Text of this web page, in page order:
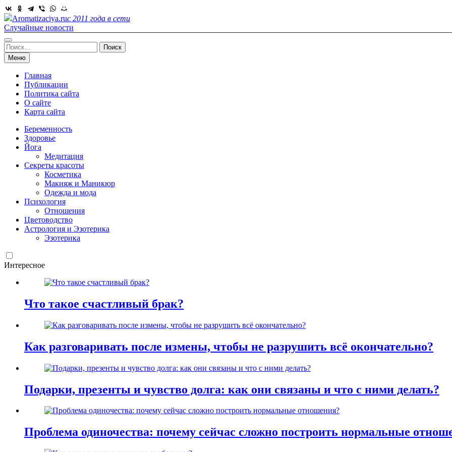
Skip
to
content
Aromatizaciya.ruс 2011 года в сети
Случайные новости
Найти:
Меню
Главная
Публикации
Политика сайта
О сайте
Карта сайта
Беременность
Здоровье
Йога
Медитация
Секреты красоты
Косметика
Макияж и Маникюр
Одежда и мода
Психология
Отношения
Цветоводство
Астрология и Эзотерика
Эзотерика
Интересное
Что такое счастливый брак?
Как разговаривать после измены, чтобы не разрушить всё окончательно?
Подарки, презенты и чувство долга: как они связаны и что с ними делать?
Проблема одиночества: почему сейчас сложно построить нормальные